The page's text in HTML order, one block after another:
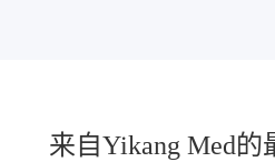
来自Yikang Med